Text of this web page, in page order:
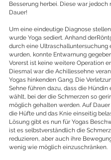
Besserung herbei. Diese war jedoch
Dauer!
Um eine eindeutige Diagnose
wurde Yoga sediert. Anhand
durch eine Ultraschalluntersuchung
wurden, konnte Entwarnung
Vorerst ist keine weitere Operation
Diesmal war die Achillessehne
Yogas hinkenden Gang. Die
Sehne führen dazu, dass die Hündin
wählt, bei der die Schmerzen so
möglich gehalten werden. Auf
die Hüfte und das Knie einseitig
Lösung gibt es nun für Yogas
ist es selbstverständlich die
reduzieren, aber auch ihre
wenig wie möglich einzuschränken.